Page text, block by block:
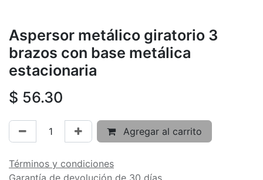
Aspersor metálico giratorio 3
brazos con base metálica
estacionaria
$ 56.30
Agregar al carrito
Términos y condiciones
Garantía de devolución de 30 días